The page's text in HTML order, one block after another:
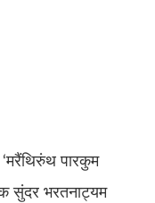
‘मरैंथिरुंथ पारकुम
एक सुंदर भरतनाट्यम